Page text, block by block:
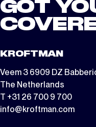
GOT
KROFTMAN
Veem 3 6909 DZ
The Netherlands
T +31 26 700 9 700
info@kroftman.com